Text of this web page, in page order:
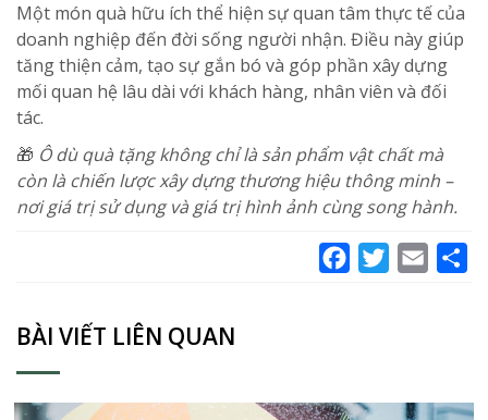
Một món quà hữu ích thể hiện sự quan tâm thực tế của
doanh nghiệp đến đời sống người nhận. Điều này giúp
tăng thiện cảm, tạo sự gắn bó và góp phần xây dựng
mối quan hệ lâu dài với khách hàng, nhân viên và đối
tác.
🎁 Ô dù quà tặng không chỉ là sản phẩm vật chất mà
còn là chiến lược xây dựng thương hiệu thông minh –
nơi giá trị sử dụng và giá trị hình ảnh cùng song hành.
FacebookTwitterEmail
BÀI VIẾT LIÊN QUAN